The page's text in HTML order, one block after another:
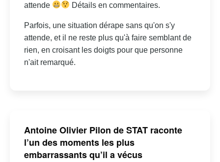
attende
Détails en commentaires.
Parfois, une situation dérape sans qu'on s'y
attende, et il ne reste plus qu'à faire semblant de
rien, en croisant les doigts pour que personne
n'ait remarqué.
Antoine Olivier Pilon de STAT raconte
l’un des moments les plus
embarrassants qu’il a vécus